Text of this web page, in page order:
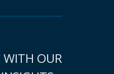
WITH OUR